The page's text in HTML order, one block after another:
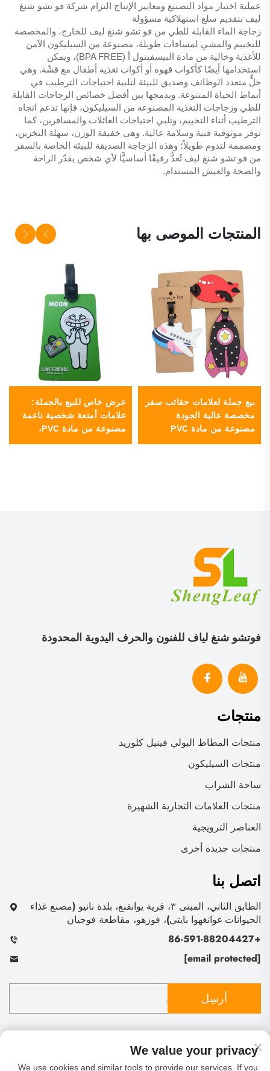
عملية اختيار مواد التصنيع ومعايير الإنتاج التزام شركة فو تشو شنغ
ليف بتقديم سلع استهلاكية مسؤولة
زجاجة الماء القابلة للطي من فو تشو شنغ ليف للخارج، والمخصصة
للتخييم والمشي لمسافات طويلة، مصنوعة من السيليكون الآمن
للأغذية وخالية من مادة البيسفينول أ (BPA FREE)، ويمكن
استخدامها أيضًا كأكواب قهوة أو أكواب تغذية أطفال مع قشّة. وهي
حلٌّ متعدد الوظائف وصديق للبيئة لتلبية احتياجات الترطيب في
أنماط الحياة المتنوعة. وبدمجها بين أفضل خصائص الزجاجات القابلة
للطي وزجاجات التغذية المصنوعة من السيليكون، فإنها تدعم اتجاه
الترطيب أثناء التخييم، وتلبي احتياجات العائلات والمسافرين، كما
توفر موثوقية فنية وسلامة عالية. وهي خفيفة الوزن، سهلة التخزين،
ومصممة لتدوم طويلاً؛ وهذه الزجاجة الصديقة للبيئة الخاصة بالسفر
من فو تشو شنغ ليف تُعدُّ رفيقًا أساسيًّا لأي شخص يقدّر الراحة
والصحة والعيش المستدام.
المنتجات الموصى بها
بيع جملة لعلامات حقائب سفر
مخصصة عالية الجودة
مصنوعة من مادة PVC
عرض خاص للبيع بالجملة:
علامات أمتعة شخصية ناعمة
مصنوعة من مادة PVC،
فوتشو شنغ لياف للفنون والحرف اليدوية المحدودة
منتجات
منتجات المطاط البولي فينيل كلوريد
منتجات السيليكون
ساحة الشراب
منتجات العلامات التجارية الشهيرة
العناصر الترويجية
منتجات جديدة أخرى
اتصل بنا
الطابق الثاني، المبنى ٣، قرية يوانفنغ، بلدة نانيو (مصنع غذاء
الحيوانات غوانغهوا بايتي)، فوزهو، مقاطعة فوجيان
+86-591-88204427
[email protected]
أرسِل
We value your privacy
We use cookies and similar tools to provide our services. If you